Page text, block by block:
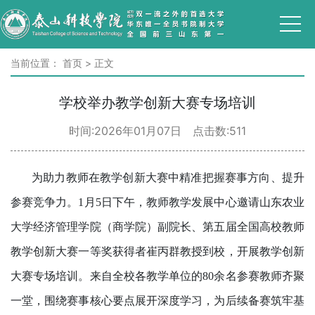
当前位置： 首页 > 正文
学校举办教学创新大赛专场培训
时间:2026年01月07日 点击数:511
为助力教师在教学创新大赛中精准把握赛事方向、提升
参赛竞争力。1月5日下午，教师教学发展中心邀请山东农业
大学经济管理学院（商学院）副院长、第五届全国高校教师
教学创新大赛一等奖获得者崔丙群教授到校，开展教学创新
大赛专场培训。来自全校各教学单位的80余名参赛教师齐聚
一堂，围绕赛事核心要点展开深度学习，为后续备赛筑牢基